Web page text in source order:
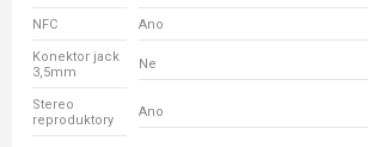
NFC Ano
Konektor jack
3,5mm
Ne
Stereo
reproduktory
Ano